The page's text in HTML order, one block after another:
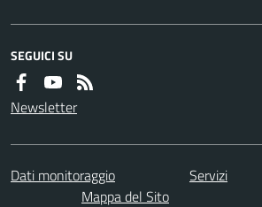
SEGUICI SU
Newsletter
Dati monitoraggio Servizi
Mappa del Sito